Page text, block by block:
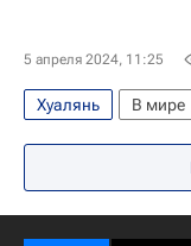
5 апреля 2024, 11:25
Хуалянь В мире
Канада
Серия